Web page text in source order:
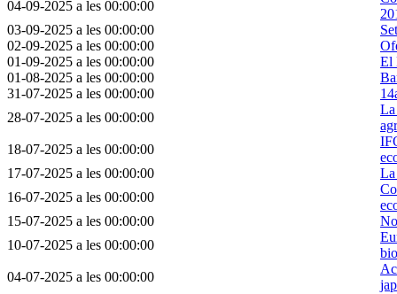
04-09-2025 a les 00:00:00
03-09-2025 a les 00:00:00
02-09-2025 a les 00:00:00
01-09-2025 a les 00:00:00
El
01-08-2025 a les 00:00:00
31-07-2025 a les 00:00:00
28-07-2025 a les 00:00:00
La
18-07-2025 a les 00:00:00
17-07-2025 a les 00:00:00
La
16-07-2025 a les 00:00:00
15-07-2025 a les 00:00:00
10-07-2025 a les 00:00:00
04-07-2025 a les 00:00:00